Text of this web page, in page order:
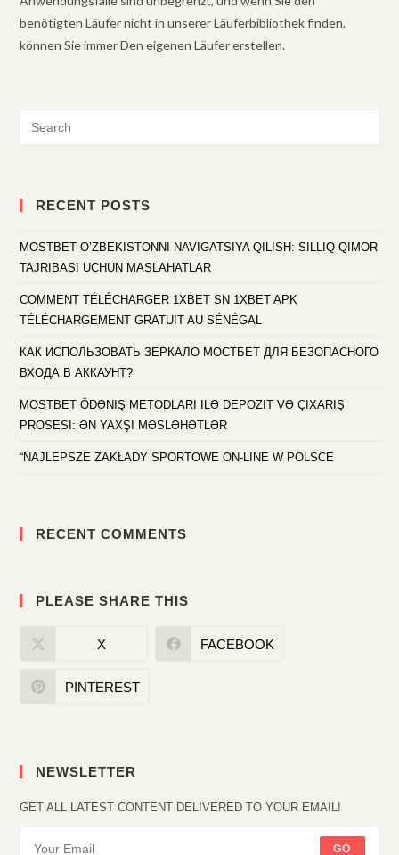
benötigten Läufer nicht in unserer Läuferbibliothek finden,
können Sie immer Den eigenen Läufer erstellen.
RECENT POSTS
MOSTBET O’ZBEKISTONNI NAVIGATSIYA QILISH: SILLIQ QIMOR
TAJRIBASI UCHUN MASLAHATLAR
COMMENT TÉLÉCHARGER 1XBET SN 1XBET APK
TÉLÉCHARGEMENT GRATUIT AU SÉNÉGAL
КАК ИСПОЛЬЗОВАТЬ ЗЕРКАЛО МОСТБЕТ ДЛЯ БЕЗОПАСНОГО
ВХОДА В АККАУНТ?
MOSTBET ÖDƏNIŞ METODLARI ILƏ DEPOZIT VƏ ÇIXARIŞ
PROSESI: ƏN YAXŞI MƏSLƏHƏTLƏR
“NAJLEPSZE ZAKŁADY SPORTOWE ON-LINE W POLSCE
RECENT COMMENTS
PLEASE SHARE THIS
X FACEBOOK
PINTEREST
NEWSLETTER
GET ALL LATEST CONTENT DELIVERED TO YOUR EMAIL!
GO